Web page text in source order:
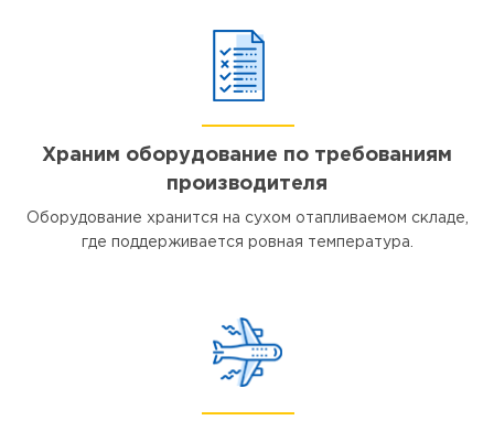
Храним оборудование по требованиям
производителя
Оборудование хранится на сухом отапливаемом складе,
где поддерживается ровная температура.